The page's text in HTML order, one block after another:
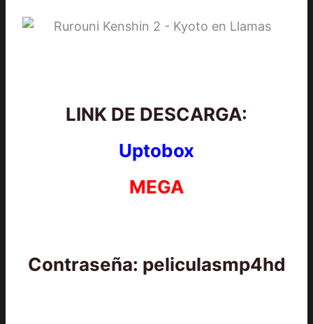
LINK DE DESCARGA:
Uptobox
MEGA
Contraseña: peliculasmp4hd